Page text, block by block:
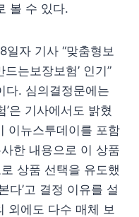
볼 수 있다.
자 기사 “맞춤형보
는보장보험’ 인기”
다. 심의결정문에는
은 기사에서도 밝혔
이뉴스투데이를 포함
한 내용으로 이 상품
상품 선택을 유도했
다’고 결정 이유를 설
외에도 다수 매체 보